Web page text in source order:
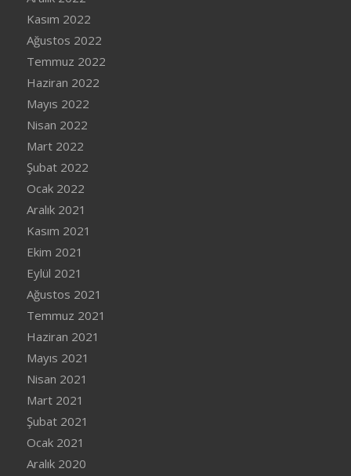
Kasım 2022
Ağustos 2022
Temmuz 2022
Haziran 2022
Mayıs 2022
Nisan 2022
Mart 2022
Şubat 2022
Ocak 2022
Aralık 2021
Kasım 2021
Ekim 2021
Eylül 2021
Ağustos 2021
Temmuz 2021
Haziran 2021
Mayıs 2021
Nisan 2021
Mart 2021
Şubat 2021
Ocak 2021
Aralık 2020